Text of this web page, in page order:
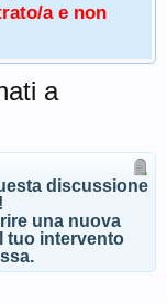
a e non
a
discussione
una nuova
tuo intervento